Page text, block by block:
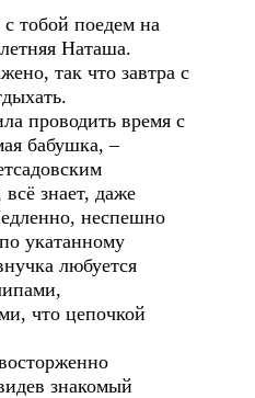
тобой поедем на
Наташа.
так что завтра с
проводить время с
бабушка, –
знает, даже
неспешно
укатанному
любуется
что цепочкой
знакомый